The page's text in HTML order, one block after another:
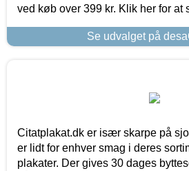
ved køb over 399 kr. Klik her for at
Se udvalget på
Citatplakat.dk er især skarpe på
er lidt for enhver smag i deres
plakater. Der gives 30 dages